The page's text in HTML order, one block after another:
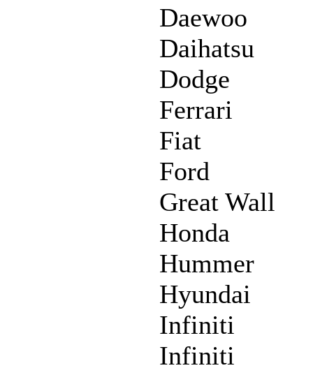
Daewoo
Daihatsu
Dodge
Ferrari
Fiat
Ford
Great Wall
Honda
Hummer
Hyundai
Infiniti
Infiniti